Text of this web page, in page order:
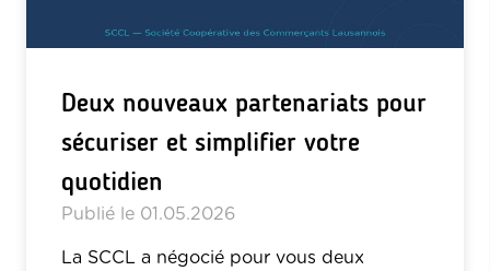
Deux nouveaux partenariats pour
sécuriser et simplifier votre
quotidien
Publié le 01.05.2026
La SCCL a négocié pour vous deux